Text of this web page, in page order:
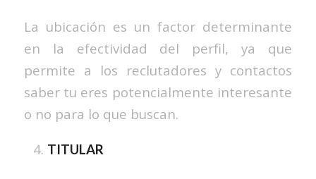
La ubicación es un factor determinante
en la efectividad del perfil, ya que
permite a los reclutadores y contactos
saber tu eres potencialmente interesante
o no para lo que buscan.
TITULAR